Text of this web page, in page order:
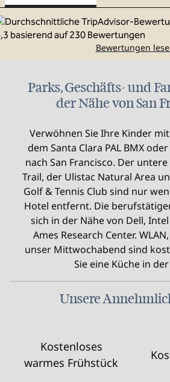
Bewertungen
Parks, Geschäfts- und
der Nähe von San
Verwöhnen Sie Ihre Kinder
dem Santa Clara PAL BMX
nach San Francisco. Der
Trail, der Ulistac Natural Area
Golf & Tennis Club sind nur
Hotel entfernt. Die
sich in der Nähe von Dell,
Ames Research Center.
unser Mittwochabend sind
Sie eine Küche in
Unsere
Kostenloses
warmes Frühstück